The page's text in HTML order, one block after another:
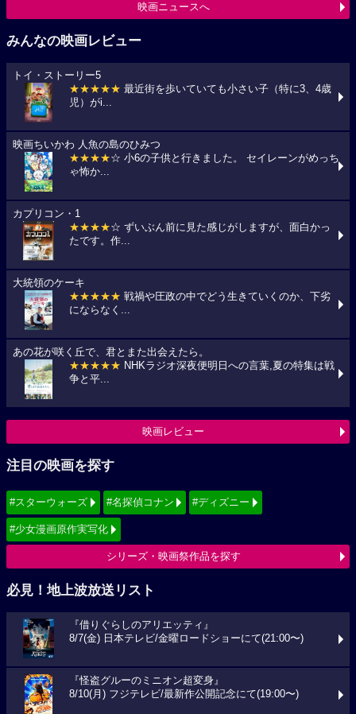
映画ニュースへ
みんなの映画レビュー
トイ・ストーリー5
★★★★★ 最近街を歩いていても小さい子（特に3、4歳
児）がi...
映画ちいかわ 人魚の島のひみつ
★★★★☆ 小6の子供と行きました。 セイレーンがめっち
ゃ怖か...
カプリコン・1
★★★★☆ ずいぶん前に見た感じがしますが、面白かっ
たです。作...
大統領のケーキ
★★★★★ 戦禍や圧政の中でどう生きていくのか、下劣
にならなく...
あの花が咲く丘で、君とまた出会えたら。
★★★★★ NHKラジオ深夜便明日への言葉,夏の特集は戦
争と平...
映画レビュー
注目の映画を探す
#スターウォーズ #名探偵コナン #ディズニー
#少女漫画原作実写化
シリーズ・映画祭作品を探す
必見！地上波放送リスト
『借りぐらしのアリエッティ』
8/7(金) 日本テレビ/金曜ロードショーにて(21:00〜)
『怪盗グルーのミニオン超変身』
8/10(月) フジテレビ/最新作公開記念にて(19:00〜)